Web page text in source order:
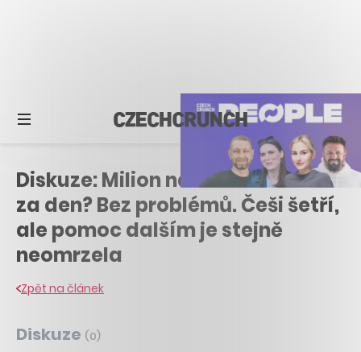
Diskuze: Milion na dobročinnost
za den? Bez problémů. Češi šetří,
ale pomoc dalším je stejně
neomrzela
Zpět na článek
Diskuze (0)